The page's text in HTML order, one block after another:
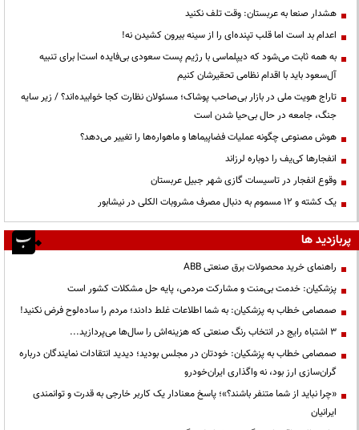
هشدار صنعا به عربستان: وقت تلف نکنید
اعدام بد است اما قلب تپنده‌ای را از سینه بیرون کشیدن نه!
به همه ثابت می‌شود که دیپلماسی با رژیم پست سعودی بی‌فایده است| برای تنبیه
آل‌سعود باید با اقدام نظامی تحقیرشان کنیم
تاراج هویت ملی در بازار بی‌صاحب پوشاک؛ مسئولان نظارت کجا خوابیده‌اند؟ / زیر سایه
جنگ، جامعه در حال بی‌حیا شدن است
هوش مصنوعی چگونه عملیات فضاپیماها و ماهواره‌ها را تغییر می‌دهد؟
انفجارها کی‌یف را دوباره لرزاند
وقوع انفجار در تاسیسات گازی شهر جبیل عربستان
یک کشته و ۱۲ مسموم به دنبال مصرف مشروبات الکلی در نیشابور
پربازدید ها
راهنمای خرید محصولات برق صنعتی ABB
پزشکیان: خدمت بی‌منت و مشارکت مردمی، پایه حل مشکلات کشور است
صمصامی خطاب به پزشکیان: به شما اطلاعات غلط دادند؛ مردم را ساده‌لوح فرض نکنید!
3 اشتباه رایج در انتخاب رنگ صنعتی که هزینه‌اش را سال‌ها می‌پردازید...
صمصامی خطاب به پزشکیان: خودتان در مجلس بودید؛ دیدید انتقادات نمایندگان درباره
گران‌سازی ارز بود، نه واگذاری ایران‌خودرو
«چرا نباید از شما متنفر باشند؟»؛ پاسخ معنادار یک کاربر خارجی به قدرت و توانمندی
ایرانیان